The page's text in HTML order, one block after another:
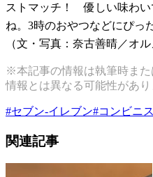
ストマッチ！ 優しい味わい
ね。3時のおやつなどにぴっ
（文・写真：奈古善晴／オル
※本記事の情報は執筆時ま
情報とは異なる可能性があ
#セブン-イレブン#コンビニ
関連記事